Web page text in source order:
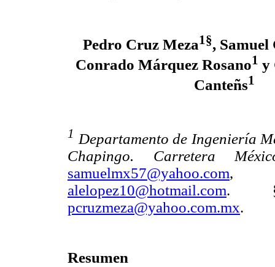
Pedro Cruz Meza1§,
Conrado Márquez Rosano1 y
Canteñs1
1 Departamento de Ingeniería
Chapingo. Carretera
samuelmx57@yahoo.com
alelopez10@hotmail.com.
pcruzmeza@yahoo.com.mx.
Resumen